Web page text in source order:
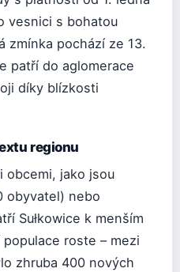
vesnici s bohatou
zmínka pochází ze 13.
patří do aglomerace
díky blízkosti
regionu
obcemi, jako jsou
obyvatel) nebo
Sułkowice k menším
roste – mezi
zhruba 400 nových